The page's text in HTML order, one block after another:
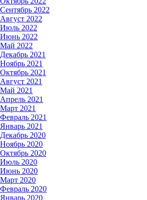
Сентябрь 2022
Август 2022
Июль 2022
Июнь 2022
Май 2022
Декабрь 2021
Ноябрь 2021
Октябрь 2021
Август 2021
Май 2021
Апрель 2021
Март 2021
Февраль 2021
Январь 2021
Декабрь 2020
Ноябрь 2020
Октябрь 2020
Июль 2020
Июнь 2020
Март 2020
Февраль 2020
Январь 2020